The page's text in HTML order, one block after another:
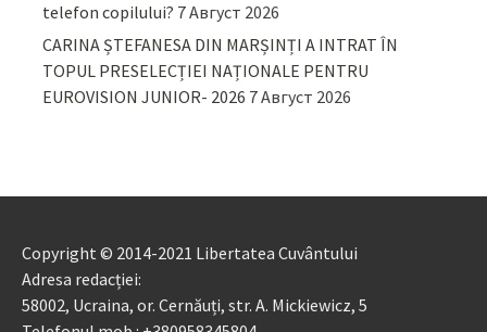
telefon copilului? 7 Август 2026
CARINA ȘTEFANESA DIN MARȘINȚI A INTRAT ÎN
TOPUL PRESELECȚIEI NAȚIONALE PENTRU
EUROVISION JUNIOR- 2026 7 Август 2026
Copyright © 2014-2021 Libertatea Cuvântului
Adresa redacției:
58002, Ucraina, or. Cernăuți, str. A. Mickiewicz, 5